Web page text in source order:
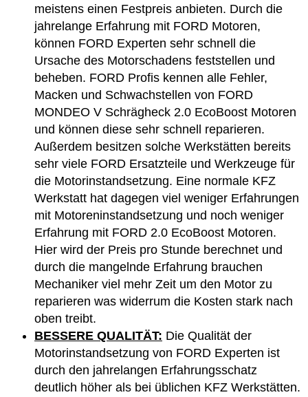
meistens einen Festpreis anbieten. Durch die
jahrelange Erfahrung mit FORD Motoren,
können FORD Experten sehr schnell die
Ursache des Motorschadens feststellen und
beheben. FORD Profis kennen alle Fehler,
Macken und Schwachstellen von FORD
MONDEO V Schrägheck 2.0 EcoBoost Motoren
und können diese sehr schnell reparieren.
Außerdem besitzen solche Werkstätten bereits
sehr viele FORD Ersatzteile und Werkzeuge für
die Motorinstandsetzung. Eine normale KFZ
Werkstatt hat dagegen viel weniger Erfahrungen
mit Motoreninstandsetzung und noch weniger
Erfahrung mit FORD 2.0 EcoBoost Motoren.
Hier wird der Preis pro Stunde berechnet und
durch die mangelnde Erfahrung brauchen
Mechaniker viel mehr Zeit um den Motor zu
reparieren was widerrum die Kosten stark nach
oben treibt.
BESSERE QUALITÄT: Die Qualität der
Motorinstandsetzung von FORD Experten ist
durch den jahrelangen Erfahrungsschatz
deutlich höher als bei üblichen KFZ Werkstätten.